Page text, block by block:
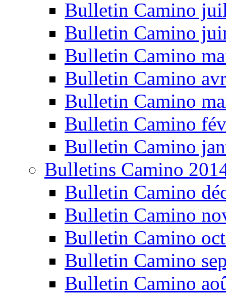
Bulletin Camino
Bulletin Camino
Bulletin Camino
Bulletin Camino
Bulletin Camino
Bulletin Camino
Bulletin Camino
Bulletins Camino
Bulletin Camino
Bulletin Camino
Bulletin Camino
Bulletin Camino
Bulletin Camino